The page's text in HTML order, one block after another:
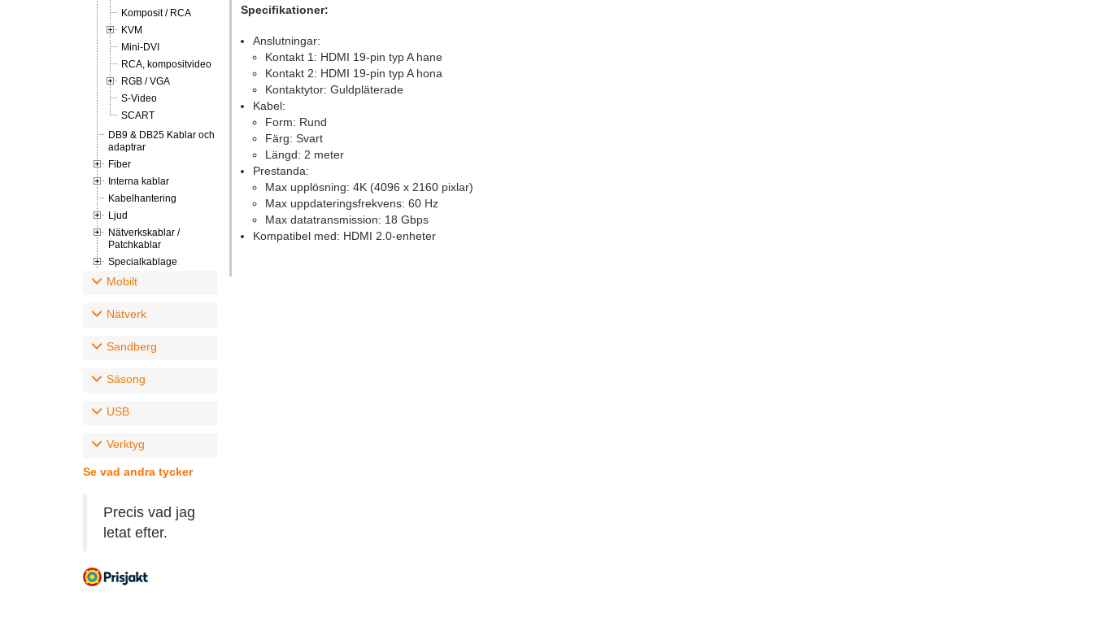
Komposit / RCA
KVM
Mini-DVI
RCA, kompositvideo
RGB / VGA
S-Video
SCART
DB9 & DB25 Kablar och
adaptrar
Fiber
Interna kablar
Kabelhantering
Ljud
Nätverkskablar /
Patchkablar
Specialkablage
Mobilt
Nätverk
Sandberg
Säsong
USB
Verktyg
Se vad andra tycker
Precis vad jag
letat efter.
Specifikationer:
Anslutningar:
Kontakt 1: HDMI 19-pin typ A hane
Kontakt 2: HDMI 19-pin typ A hona
Kontaktytor: Guldpläterade
Kabel:
Form: Rund
Färg: Svart
Längd: 2 meter
Prestanda:
Max upplösning: 4K (4096 x 2160 pixlar)
Max uppdateringsfrekvens: 60 Hz
Max datatransmission: 18 Gbps
Kompatibel med: HDMI 2.0-enheter